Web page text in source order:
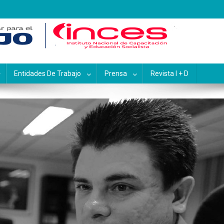
y Educación
Entidades De Trabajo Prensa Revista I + D